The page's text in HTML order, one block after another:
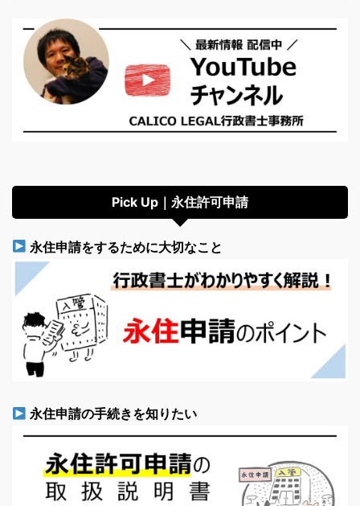
Pick Up｜永住許可申請
永住申請をするために大切なこと
永住申請の手続きを知りたい